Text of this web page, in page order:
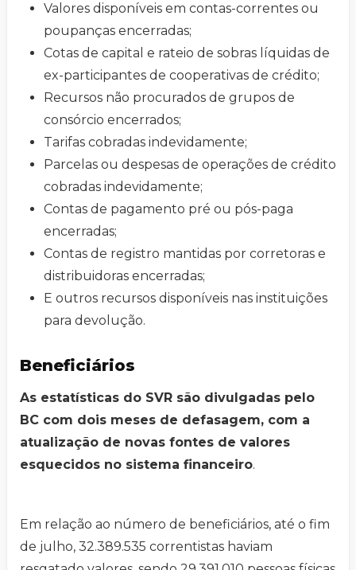
Valores disponíveis em contas-correntes ou
poupanças encerradas;
Cotas de capital e rateio de sobras líquidas de
ex-participantes de cooperativas de crédito;
Recursos não procurados de grupos de
consórcio encerrados;
Tarifas cobradas indevidamente;
Parcelas ou despesas de operações de crédito
cobradas indevidamente;
Contas de pagamento pré ou pós-paga
encerradas;
Contas de registro mantidas por corretoras e
distribuidoras encerradas;
E outros recursos disponíveis nas instituições
para devolução.
Beneficiários
As estatísticas do SVR são divulgadas pelo
BC com dois meses de defasagem, com a
atualização de novas fontes de valores
esquecidos no sistema financeiro.
Em relação ao número de beneficiários, até o fim
de julho, 32.389.535 correntistas haviam